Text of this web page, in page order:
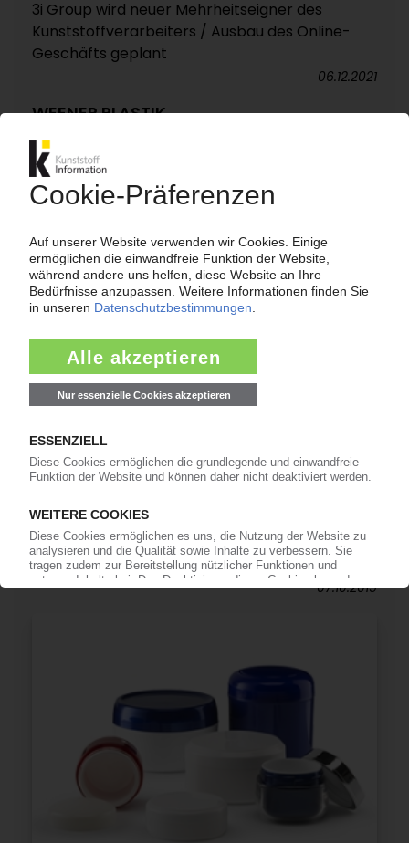
3i Group wird neuer Mehrheitseigner des
Kunststoffverarbeiters / Ausbau des Online-
Geschäfts geplant
06.12.2021
WEENER PLASTIK
Vorstand Gerhold Flockenhagen
ausgeschieden
Verpackungshersteller kauft in Brasilien JV-
Anteile von Globalpack auf / Auch Spritzgieß-
und Extrusionstechnik übernommen
07.10.2015